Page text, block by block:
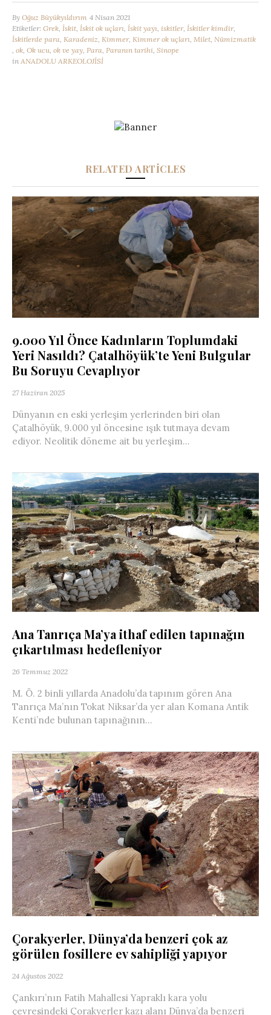
By Oğuz Büyükyıldırım 4 Nisan 2021
Etiketler: Grek İskit İskit ok uçları İskit yayı iskitler, İskitler kimdir,
İskitlerde para Karadeniz Kimmer, Kimmer ok uçları Milet Nümizmatik
ok Ok ucu ok ve yay Para Paranın tarihi Sinope
in ANADOLU ARKEOLOJİSİ
RELATED ARTICLES
9.000 Yıl Önce Kadınların Toplumdaki
Yeri Nasıldı? Çatalhöyük’te Yeni Bulgular
Bu Soruyu Cevaplıyor
27 Haziran 2025
Dünyanın en eski yerleşim yerlerinden biri olan
Çatalhöyük, 9.000 yıl öncesine ışık tutmaya devam
ediyor. Neolitik döneme ait bu yerleşim...
Ana Tanrıça Ma’ya ithaf edilen tapınağın
çıkartılması hedefleniyor
26 Temmuz 2022
M. Ö. 2 binli yıllarda Anadolu’da tapınım gören Ana
Tanrıça Ma’nın Tokat Niksar’da yer alan Komana Antik
Kenti’nde bulunan tapınağının...
Çorakyerler, Dünya’da benzeri çok az
görülen fosillere ev sahipliği yapıyor
24 Ağustos 2022
Çankırı’nın Fatih Mahallesi Yapraklı kara yolu
çevresindeki Çorakyerler kazı alanı Dünya’da benzeri